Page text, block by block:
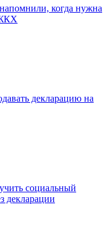
когда нужна
декларацию на
социальный
декларации